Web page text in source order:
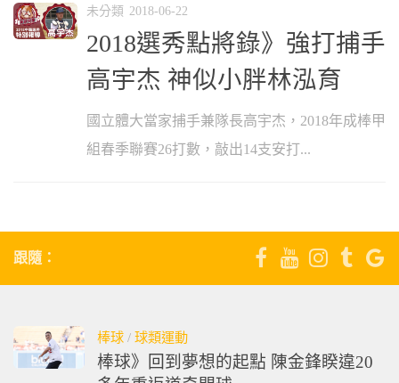
未分類 2018-06-22
2018選秀點將錄》強打捕手
高宇杰 神似小胖林泓育
國立體大當家捕手兼隊長高宇杰，2018年成棒甲
組春季聯賽26打數，敲出14支安打...
跟隨：
棒球 / 球類運動
棒球》回到夢想的起點 陳金鋒睽違20